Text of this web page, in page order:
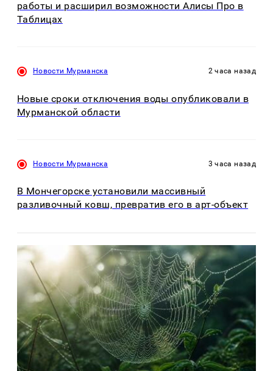
работы и расширил возможности Алисы Про в
Таблицах
Новости Мурманска 2 часа назад
Новые сроки отключения воды опубликовали в
Мурманской области
Новости Мурманска 3 часа назад
В Мончегорске установили массивный
разливочный ковш, превратив его в арт-объект